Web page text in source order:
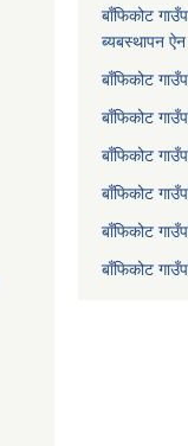
बाँफिकोट
ब्यबस्थापन
बाँफिकोट
बाँफिकोट
बाँफिकोट
बाँफिकोट
बाँफिकोट
बाँफिकोट